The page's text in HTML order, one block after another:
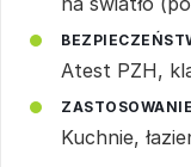
Atest PZH,
Kuchnie,